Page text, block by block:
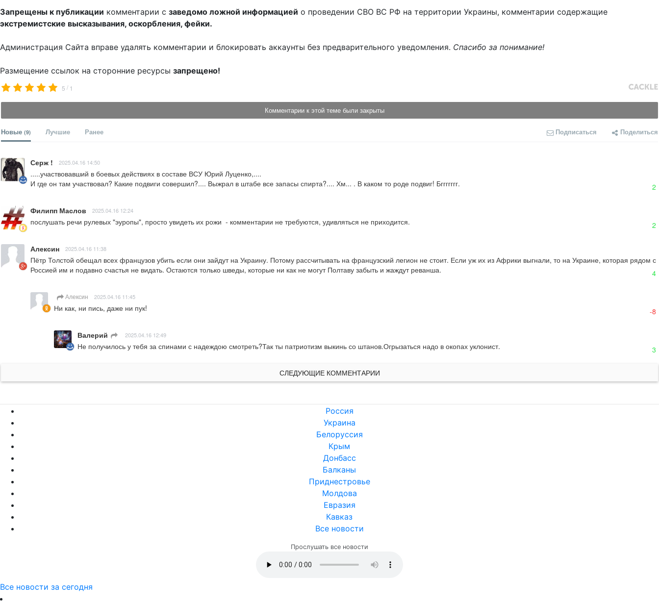
Запрещены к публикации комментарии с заведомо ложной информацией о проведении СВО ВС РФ на территории Украины, комментарии содержащие
экстремистские высказывания, оскорбления, фейки.
Администрация Сайта вправе удалять комментарии и блокировать аккаунты без предварительного уведомления. Спасибо за понимание!
Размещение ссылок на сторонние ресурсы запрещено!
5 / 1
Комментарии к этой теме были закрыты
Новые (9) Лучшие Ранее Подписаться Поделиться
Серж ! 2025.04.16 14:50
.....участвовавший в боевых действиях в составе ВСУ Юрий Луценко,....
И где он там участвовал? Какие подвиги совершил?.... Выжрал в штабе все запасы спирта?.... Хм... . В каком то роде подвиг! Бггггггг.
2
Филипп Маслов 2025.04.16 12:24
послушать речи рулевых "эуропы", просто увидеть их рожи  - комментарии не требуются, удивляться не приходится. 2
Алексин 2025.04.16 11:38
Пётр Толстой обещал всех французов убить если они зайдут на Украину. Потому рассчитывать на французский легион не стоит. Если уж их из Африки выгнали, то на Украине, которая рядом с
Россией им и подавно счастья не видать. Остаются только шведы, которые ни как не могут Полтаву забыть и жаждут реванша.
4
Алексин 2025.04.16 11:45
Ни как, ни пись, даже ни пук! -8
Валерий 2025.04.16 12:49
Не получилось у тебя за спинами с надеждою смотреть?Так ты патриотизм выкинь со штанов.Огрызаться надо в окопах уклонист. 3
СЛЕДУЮЩИЕ КОММЕНТАРИИ
Россия
Украина
Белоруссия
Крым
Донбасс
Балканы
Приднестровье
Молдова
Евразия
Кавказ
Все новости
Прослушать все новости
Все новости за сегодня